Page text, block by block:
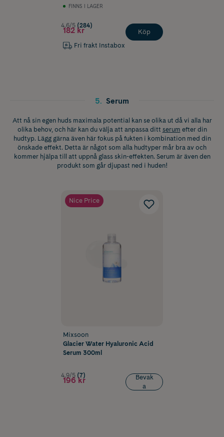
FINNS I LAGER
4.6/5 (284)
182 kr
Fri frakt Instabox
Köp
5. Serum
Att nå sin egen huds maximala potential kan se olika ut då vi alla har
olika behov, och här kan du välja att anpassa ditt serum efter din
hudtyp. Lägg gärna även här fokus på fukten i kombination med din
önskade effekt. Detta är något som alla hudtyper mår bra av och
kommer hjälpa till att uppnå glass skin-effekten. Serum är även den
produkt som går djupast ned i huden!
Nice Price
Mixsoon
Glacier Water Hyaluronic Acid
Serum 300ml
4.9/5 (7)
196 kr
Bevak
a